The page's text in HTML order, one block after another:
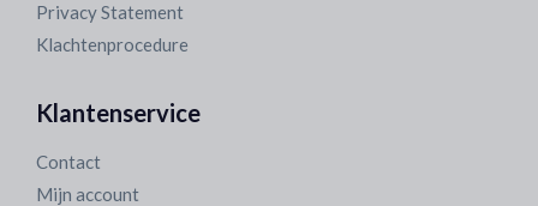
Privacy Statement
Klachtenprocedure
Klantenservice
Contact
Mijn account